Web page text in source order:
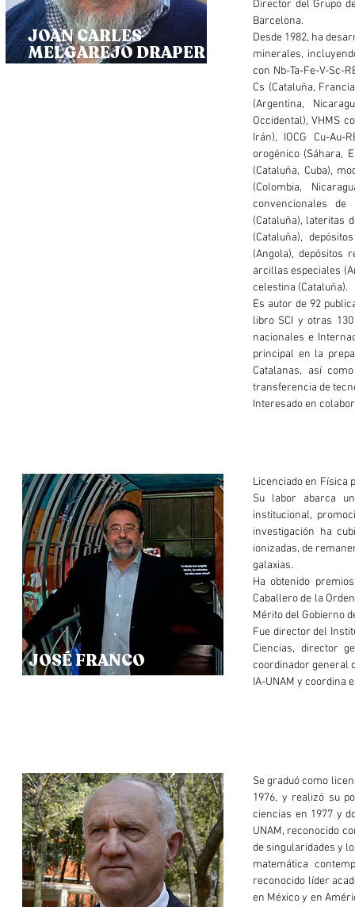
JOAN CARLES
MELGAREJO DRAPER
Director del Grupo
Barcelona.
Desde 1982, ha
minerales,
con Nb-Ta-Fe-V-Sc-
Cs (Cataluña,
(Argentina,
Occidental), VHMS
Irán), IOCG Cu-Au-
orogénico (Sáhara,
(Cataluña, Cuba),
(Colombia,
convencionales de
(Cataluña), lateritas
(Cataluña),
(Angola), depósitos
arcillas especiales
celestina (Cataluña).
Es autor de 92
libro SCI y otras
nacionales e
principal en la
Catalanas, así
transferencia de
Interesado en
JOSÉ FRANCO
Licenciado en Física
Su labor abarca
institucional,
investigación ha
ionizadas, de
galaxias.
Ha obtenido
Caballero de la
Mérito del Gobierno
Fue director del
Ciencias, director
coordinador general
IA-UNAM y coordina
Se graduó como
1976, y realizó su
ciencias en 1977 y
UNAM, reconocido
de singularidades y
matemática
reconocido líder
en México y en